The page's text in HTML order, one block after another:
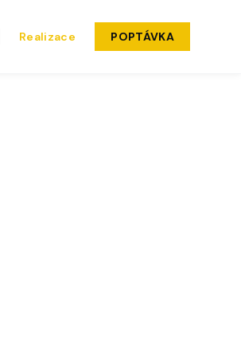
Realizace POPTÁVKA